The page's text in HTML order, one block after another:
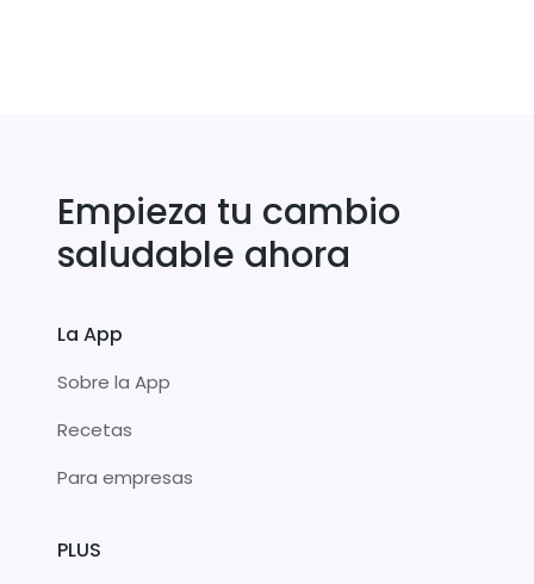
Empieza tu cambio
saludable ahora
La App
Sobre la App
Recetas
Para empresas
PLUS